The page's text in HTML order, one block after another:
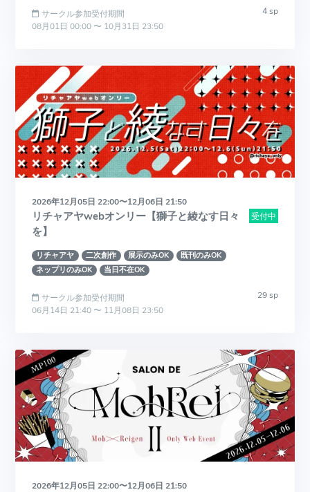
4 sp
サークル参加受付期間
08月01日 00:00 〜 10月31日 23:50
2026年12月05日 22:00〜12月06日 21:50
受付中
リチャアヤwebオンリー【獅子と綾なす日々
を】
リチャアヤ 二次創作 展示のみOK
既刊のみOK
ネップリのみOK
当日不在OK
29 sp
サークル参加受付期間
06月14日 21:40 〜 11月08日 23:50
2026年12月05日 22:00〜12月06日 21:50